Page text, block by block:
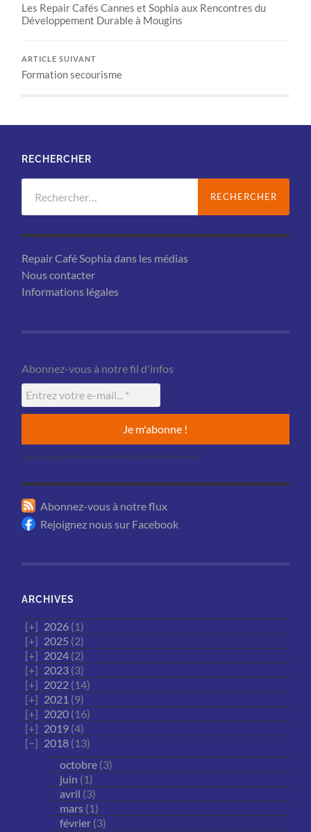
Les Repair Cafés Cannes et Sophia aux Rencontres du
Développement Durable à Mougins
ARTICLE SUIVANT
Formation secourisme
RECHERCHER
Repair Café Sophia dans les médias
Nous contacter
Informations légales
Abonnez-vous à notre fil d'infos
Aucun usage commercial ne sera fait de votre adresse mail.
Abonnez-vous à notre flux
Rejoignez nous sur Facebook
ARCHIVES
2026 (1)
2025 (2)
2024 (2)
2023 (3)
2022 (14)
2021 (9)
2020 (16)
2019 (4)
2018 (13)
octobre (3)
juin (1)
avril (3)
mars (1)
février (3)